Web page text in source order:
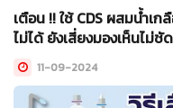
เตือน !! ใช้ CDS ผสมน้ำเ
ไม่ได้ ยังเสี่ยงมองเห็นไม่ชั
11-09-2024